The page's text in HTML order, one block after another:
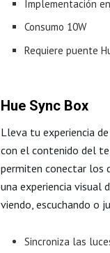
Implementación
Consumo 10W
Requiere puente
Hue Sync Box
Lleva tu experiencia
con el contenido del
permiten conectar los
una experiencia visual
viendo, escuchando o
Sincroniza las